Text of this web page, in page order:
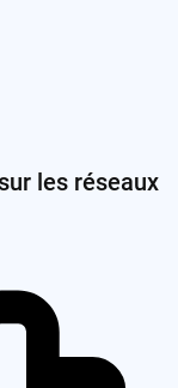
les réseaux